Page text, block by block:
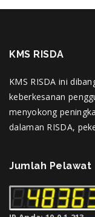
KMS RISDA
KMS RISDA ini
keberkesanan
menyokong
dalaman RISDA,
Jumlah Pelawat